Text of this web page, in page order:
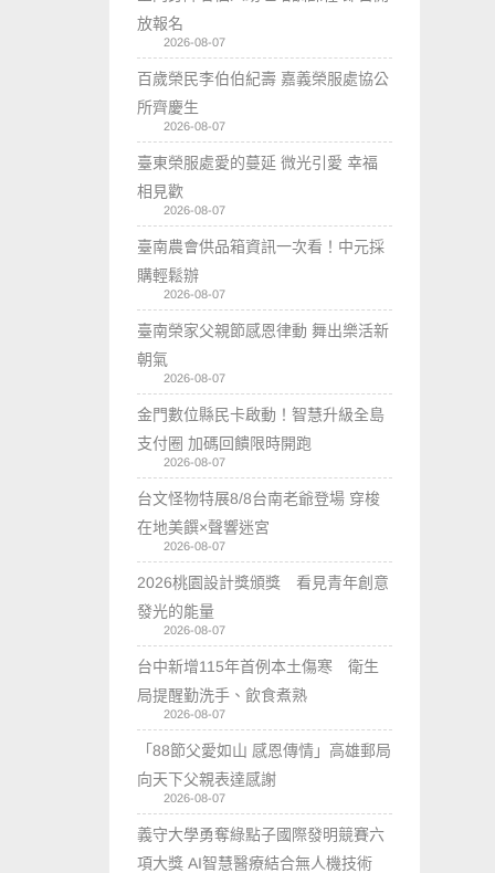
放報名
2026-08-07
百歲榮民李伯伯紀壽 嘉義榮服處協公
所齊慶生
2026-08-07
臺東榮服處愛的蔓延 微光引愛 幸福
相見歡
2026-08-07
臺南農會供品箱資訊一次看！中元採
購輕鬆辦
2026-08-07
臺南榮家父親節感恩律動 舞出樂活新
朝氣
2026-08-07
金門數位縣民卡啟動！智慧升級全島
支付圈 加碼回饋限時開跑
2026-08-07
台文怪物特展8/8台南老爺登場 穿梭
在地美饌×聲響迷宮
2026-08-07
2026桃園設計獎頒獎 看見青年創意
發光的能量
2026-08-07
台中新增115年首例本土傷寒 衛生
局提醒勤洗手、飲食煮熟
2026-08-07
「88節父愛如山 感恩傳情」高雄郵局
向天下父親表達感謝
2026-08-07
義守大學勇奪綠點子國際發明競賽六
項大獎 AI智慧醫療結合無人機技術